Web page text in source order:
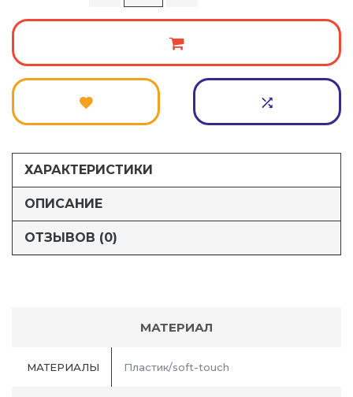
ХАРАКТЕРИСТИКИ
ОПИСАНИЕ
ОТЗЫВОВ (0)
МАТЕРИАЛ
МАТЕРИАЛЫ Пластик/soft-touch